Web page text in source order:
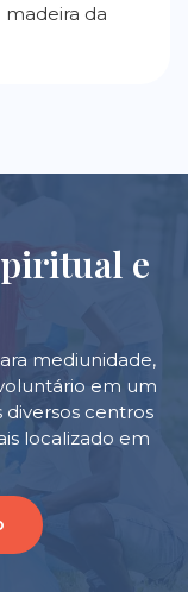
madeira da
e
mediunidade,
em um
diversos centros
localizado em